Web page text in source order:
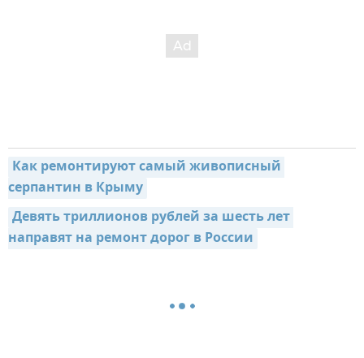
Как ремонтируют самый живописный
серпантин в Крыму
Девять триллионов рублей за шесть лет
направят на ремонт дорог в России